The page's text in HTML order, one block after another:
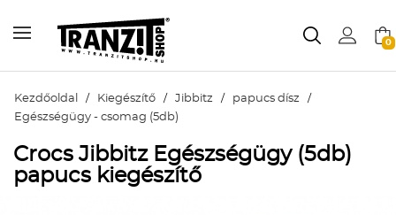
0
Kezdőoldal / Kiegészítő / Jibbitz / papucs dísz /
Egészségügy - csomag (5db)
Crocs Jibbitz Egészségügy (5db)
papucs kiegészítő